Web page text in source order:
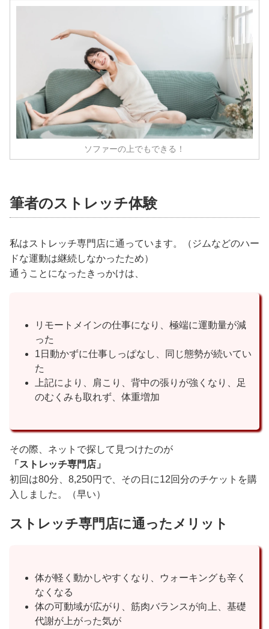
ソファーの上でもできる！
筆者のストレッチ体験
私はストレッチ専門店に通っています。（ジムなどのハー
ドな運動は継続しなかったため）
通うことになったきっかけは、
リモートメインの仕事になり、極端に運動量が減
った
1日動かずに仕事しっぱなし、同じ態勢が続いてい
た
上記により、肩こり、背中の張りが強くなり、足
のむくみも取れず、体重増加
その際、ネットで探して見つけたのが
「ストレッチ専門店」
初回は80分、8,250円で、その日に12回分のチケットを購
入しました。（早い）
ストレッチ専門店に通ったメリット
体が軽く動かしやすくなり、ウォーキングも辛く
なくなる
体の可動域が広がり、筋肉バランスが向上、基礎
代謝が上がった気が